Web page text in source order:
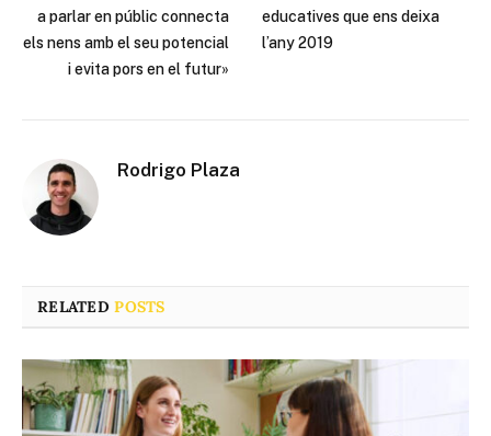
a parlar en públic connecta
els nens amb el seu potencial
i evita pors en el futur»
educatives que ens deixa
l’any 2019
Rodrigo Plaza
RELATEDPOSTS